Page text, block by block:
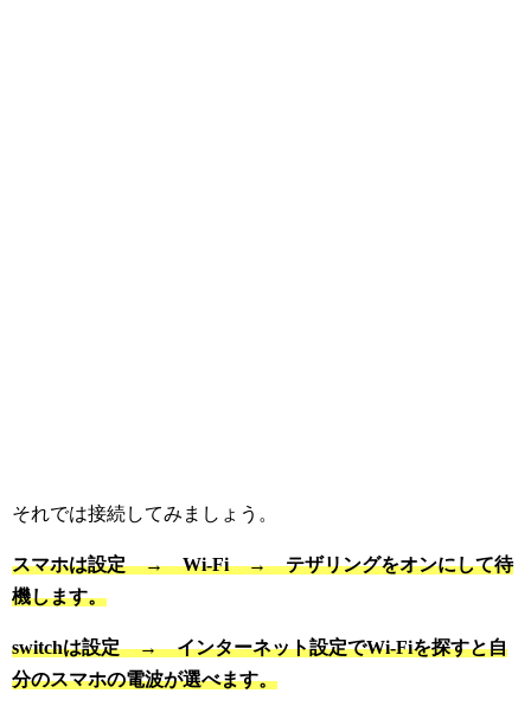
それでは接続してみましょう。
スマホは設定 → Wi-Fi → テザリングをオンにして待
機します。
switchは設定 → インターネット設定でWi-Fiを探すと自
分のスマホの電波が選べます。